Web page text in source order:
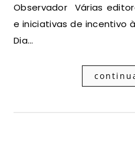
Observador Várias
e iniciativas de incentivo
Dia…